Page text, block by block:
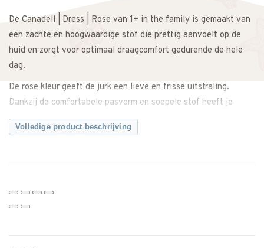
De Canadell | Dress | Rose van 1+ in the family is gemaakt van
een zachte en hoogwaardige stof die prettig aanvoelt op de
huid en zorgt voor optimaal draagcomfort gedurende de hele
dag.
De rose kleur geeft de jurk een lieve en frisse uitstraling.
Dankzij de comfortabele pasvorm en soepele stof heeft je
kindje voldoende bewegingsvrijheid tijdens spelen, kruipen of
ontdekken. Ideaal als complete outfit, maar ook mooi te
Een comfortabele en tijdloze jurk met een zachte, romantische
Volledige product beschrijving